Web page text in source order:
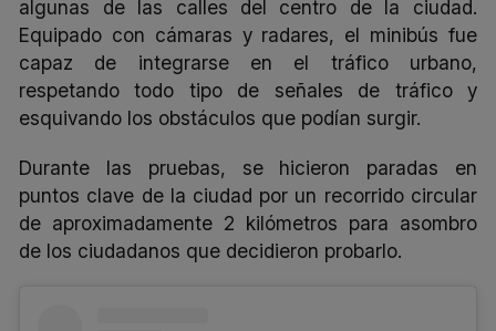
algunas de las calles del centro de la ciudad.
Equipado con cámaras y radares, el minibús fue
capaz de integrarse en el tráfico urbano,
respetando todo tipo de señales de tráfico y
esquivando los obstáculos que podían surgir.
Durante las pruebas, se hicieron paradas en
puntos clave de la ciudad por un recorrido circular
de aproximadamente 2 kilómetros para asombro
de los ciudadanos que decidieron probarlo.